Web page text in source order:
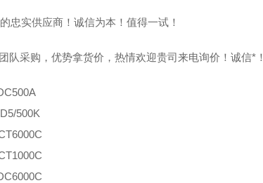
忠实供应商！诚信为本！值得一试！
队采购，优势拿货价，热情欢迎贵司来电询价！诚信*！
500K